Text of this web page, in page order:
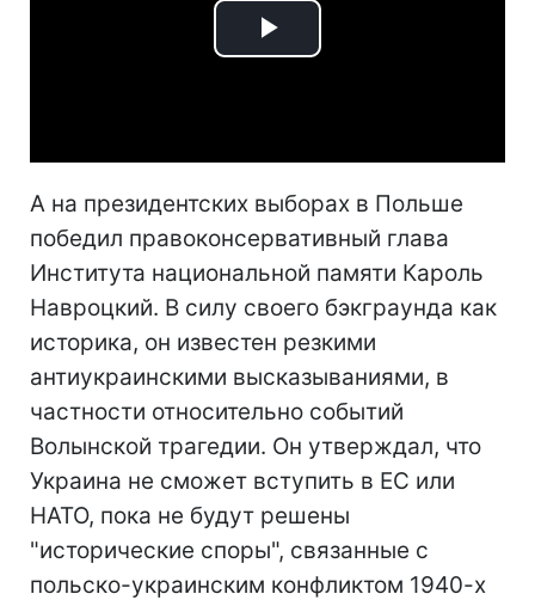
Play
А на президентских выборах в Польше
победил правоконсервативный глава
Института национальной памяти Кароль
Навроцкий. В силу своего бэкграунда как
историка, он известен резкими
антиукраинскими высказываниями, в
частности относительно событий
Волынской трагедии. Он утверждал, что
Украина не сможет вступить в ЕС или
НАТО, пока не будут решены
"исторические споры", связанные с
польско-украинским конфликтом 1940-х